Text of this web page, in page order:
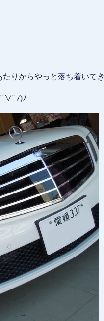
りからやっと落ち着いて
∀ﾟﾉ)ﾉ